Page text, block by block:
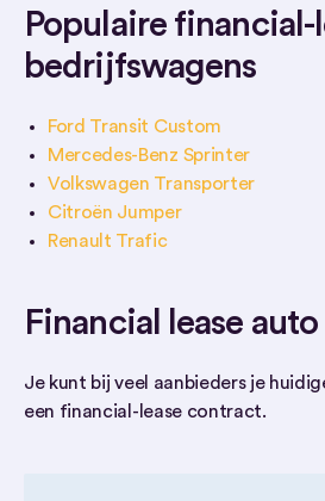
Populaire financial-
bedrijfswagens
Ford Transit Custom
Mercedes-Benz Sprinter
Volkswagen Transporter
Citroën Jumper
Renault Trafic
Financial lease
Je kunt bij veel aanbieders je
een financial-lease contract.